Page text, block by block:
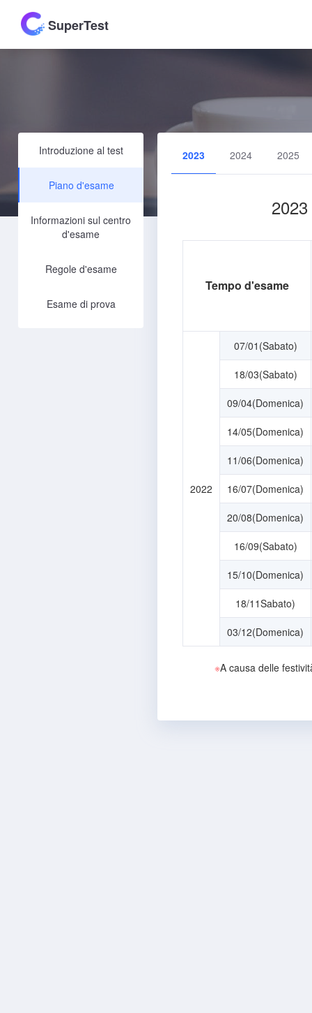
SuperTest
Introduzione al test
Piano d'esame
Informazioni sul centro
d'esame
Regole d'esame
Esame di prova
2023 2024 2025
Tempo d'esame
2022
07/01(Sabato)
18/03(Sabato)
09/04(Domenica)
14/05(Domenica)
11/06(Domenica)
16/07(Domenica)
20/08(Domenica)
16/09(Sabato)
15/10(Domenica)
18/11Sabato)
03/12(Domenica)
※A causa delle